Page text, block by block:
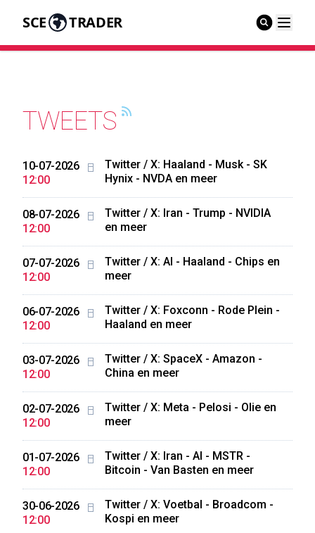
SCE TRADER
TWEETS
10-07-2026
12:00
Twitter / X: Haaland - Musk - SK
Hynix - NVDA en meer
08-07-2026
12:00
Twitter / X: Iran - Trump - NVIDIA
en meer
07-07-2026
12:00
Twitter / X: AI - Haaland - Chips en
meer
06-07-2026
12:00
Twitter / X: Foxconn - Rode Plein -
Haaland en meer
03-07-2026
12:00
Twitter / X: SpaceX - Amazon -
China en meer
02-07-2026
12:00
Twitter / X: Meta - Pelosi - Olie en
meer
01-07-2026
12:00
Twitter / X: Iran - AI - MSTR -
Bitcoin - Van Basten en meer
30-06-2026
12:00
Twitter / X: Voetbal - Broadcom -
Kospi en meer